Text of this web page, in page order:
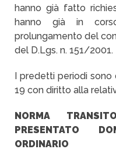
hanno già fatto
hanno già in
prolungamento del
del D.Lgs. n. 151/2001.
I predetti periodi
19 con diritto alla
NORMA
PRESENTATO
ORDINARIO